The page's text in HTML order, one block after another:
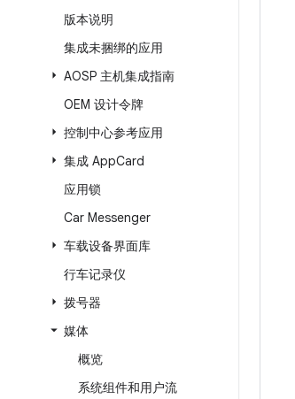
版本说明
集成未捆绑的应用
AOSP 主机集成指南
OEM 设计令牌
控制中心参考应用
集成 AppCard
应用锁
Car Messenger
车载设备界面库
行车记录仪
拨号器
媒体
概览
系统组件和用户流